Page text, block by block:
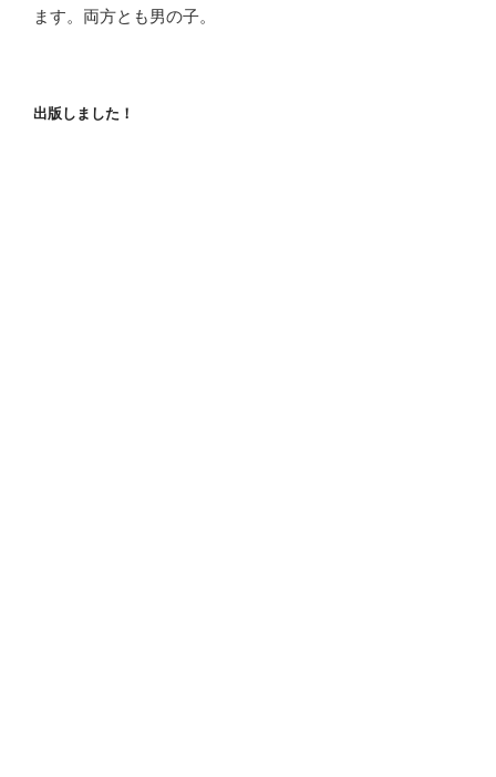
ます。両方とも男の子。
出版しました！